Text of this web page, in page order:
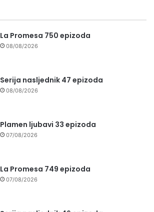
La Promesa 750 epizoda
08/08/2026
Serija nasljednik 47 epizoda
08/08/2026
Plamen ljubavi 33 epizoda
07/08/2026
La Promesa 749 epizoda
07/08/2026